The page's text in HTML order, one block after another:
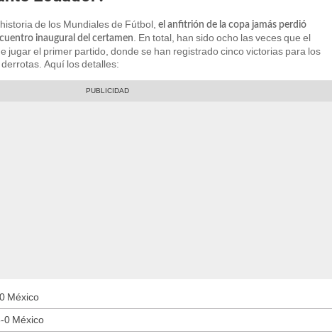
de los Mundiales de Fútbol, el anfitrión de la copa jamás perdió
inaugural del certamen. En total, han sido ocho las veces que el
jugar el primer partido, donde se han registrado cinco victorias para los
Aquí los detalles:
México
0 México